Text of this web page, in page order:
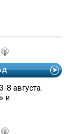
8 августа.
и